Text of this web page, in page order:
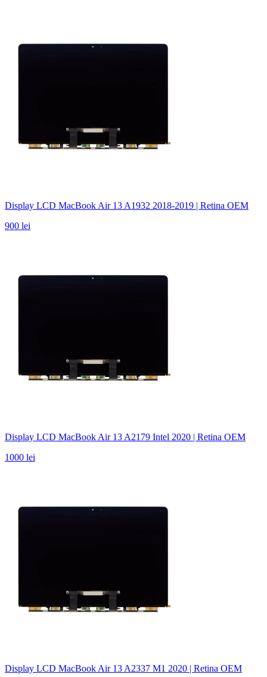
Display LCD MacBook Air 13 A1932 2018-2019 | Retina OEM
900 lei
Display LCD MacBook Air 13 A2179 Intel 2020 | Retina OEM
1000 lei
Display LCD MacBook Air 13 A2337 M1 2020 | Retina OEM